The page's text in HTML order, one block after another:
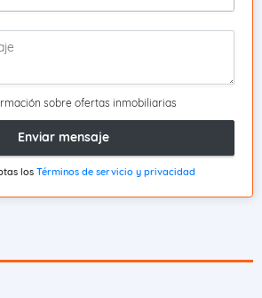
sobre ofertas inmobiliarias
Enviar mensaje
los Términos de servicio y privacidad